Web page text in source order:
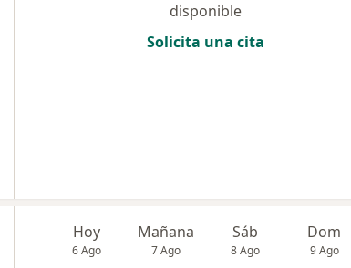
disponible
Solicita una cita
Hoy
6 Ago
Mañana
7 Ago
Sáb
8 Ago
Dom
9 Ago